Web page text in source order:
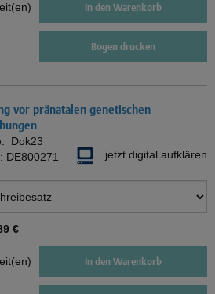
In den Warenkorb
Bogen drucken
vor pränatalen genetischen
Dok23
DE800271 jetzt digital aufklären
€
In den Warenkorb